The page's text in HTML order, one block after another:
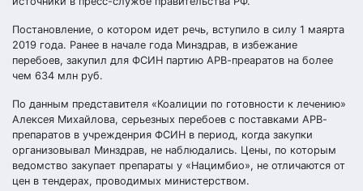
Постановление, о котором идет речь, вступило в силу 1 маярта
2019 года. Ранее в начале года Минздрав, в избежание
перебоев, закупил для ФСИН партию АРВ-преаратов на более
чем 634 млн руб.
По данным представителя «Коалиции по готовности к лечению»
Алексея Михайлова, серьезных перебоев с поставками АРВ-
препаратов в учрежденрия ФСИН в период, когда закупки
организовывал Минздрав, не наблюдались. Цены, по которым
ведомство закупает препараты у «Нацимбио», не отличаются от
цен в тендерах, проводимых министерством.